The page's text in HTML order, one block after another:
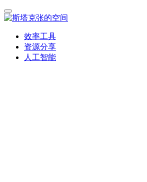
效率工具
资源分享
人工智能